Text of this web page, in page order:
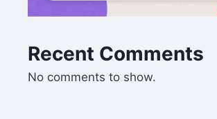
Recent Comments
No comments to show.